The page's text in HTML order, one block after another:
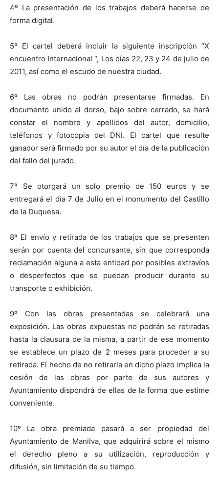
4º La presentación de los trabajos deberá hacerse de
forma digital.
5º El cartel deberá incluir la siguiente inscripción “X
encuentro Internacional “, Los días 22, 23 y 24 de julio de
2011, así como el escudo de nuestra ciudad.
6º Las obras no podrán presentarse firmadas. En
documento unido al dorso, bajo sobre cerrado, se hará
constar el nombre y apellidos del autor, domicilio,
teléfonos y fotocopia del DNI. El cartel que resulte
ganador será firmado por su autor el día de la publicación
del fallo del jurado.
7º Se otorgará un solo premio de 150 euros y se
entregará el día 7 de Julio en el monumento del Castillo
de la Duquesa.
8º El envío y retirada de los trabajos que se presenten
serán por cuenta del concursante, sin que corresponda
reclamación alguna a esta entidad por posibles extravíos
o desperfectos que se puedan producir durante su
transporte o exhibición.
9º Con las obras presentadas se celebrará una
exposición. Las obras expuestas no podrán se retiradas
hasta la clausura de la misma, a partir de ese momento
se establece un plazo de 2 meses para proceder a su
retirada. El hecho de no retirarla en dicho plazo implica la
cesión de las obras por parte de sus autores y
Ayuntamiento dispondrá de ellas de la forma que estime
conveniente.
10º La obra premiada pasará a ser propiedad del
Ayuntamiento de Manilva, que adquirirá sobre el mismo
el derecho pleno a su utilización, reproducción y
difusión, sin limitación de su tiempo.